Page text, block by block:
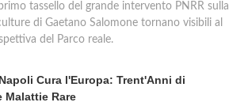
tassello del grande intervento PNRR sulla
di Gaetano Salomone tornano visibili al
del Parco reale.
Cura l'Europa: Trent'Anni di
Malattie Rare